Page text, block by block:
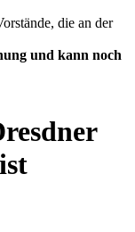
die an der
und kann noch